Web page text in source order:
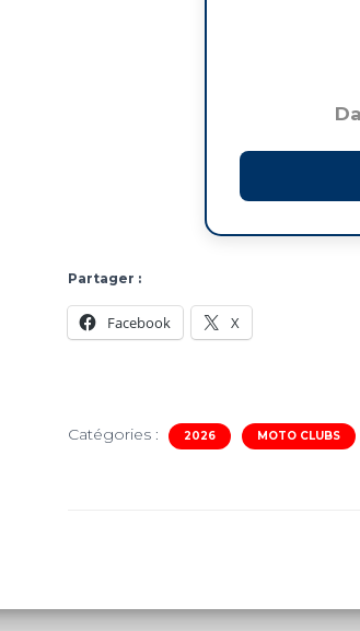
Partager :
Facebook X
Catégories : 2026 MOTO CLUBS